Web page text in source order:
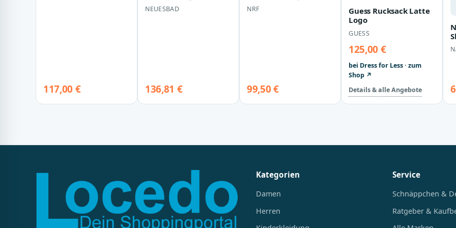
117,00 €
Artweger Jasmin 80
80x80x6 Viertelkreis
NEUESBAD
136,81 €
Pulsar 1,5
NRF
99,50 €
Guess Rucksack Latte
Logo
GUESS
125,00 €
bei Dress for Less · zum
Shop ↗
Details & alle Angebote
Kategorien
Damen
Herren
Service
Schnäppchen &
Ratgeber &